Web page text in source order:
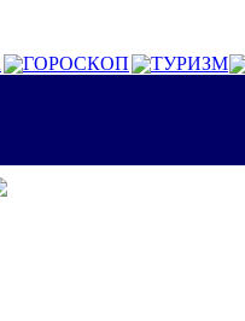
ГОРОСКОП ТУРИЗМ